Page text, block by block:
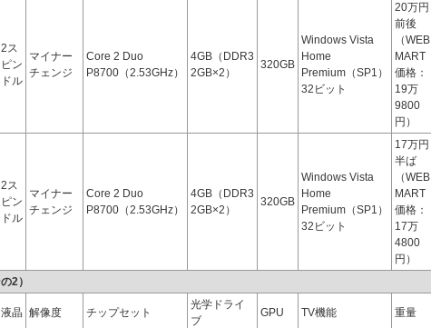
2ス
ピン
ドル
マイナー
チェンジ
Core 2 Duo
P8700（2.53GHz）
4GB（DDR3
2GB×2）
320GB
Windows Vista
Home
Premium（SP1）
32ビット
20万円
前後
（WEB
MART
価格：
19万
9800
円）
2ス
ピン
ドル
マイナー
チェンジ
Core 2 Duo
P8700（2.53GHz）
4GB（DDR3
2GB×2）
320GB
Windows Vista
Home
Premium（SP1）
32ビット
17万円
半ば
（WEB
MART
価格：
17万
4800
円）
2）
液晶 解像度 チップセット
光学ドライ
ブ
GPU TV機能 重量